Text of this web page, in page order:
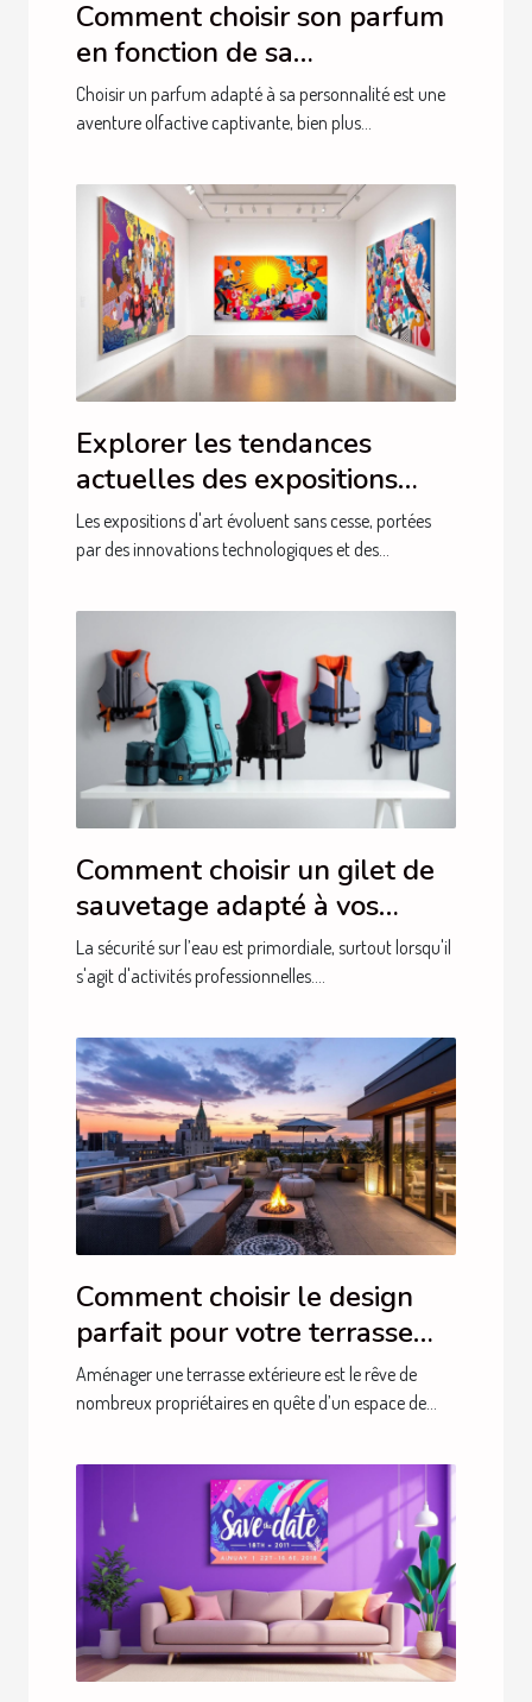
Comment choisir son parfum
en fonction de sa
personnalité?
Choisir un parfum adapté à sa personnalité est une
aventure olfactive captivante, bien plus...
Explorer les tendances
actuelles des expositions
d'art
Les expositions d'art évoluent sans cesse, portées
par des innovations technologiques et des...
Comment choisir un gilet de
sauvetage adapté à vos
besoins professionnels ?
La sécurité sur l’eau est primordiale, surtout lorsqu'il
s'agit d'activités professionnelles....
Comment choisir le design
parfait pour votre terrasse
extérieure ?
Aménager une terrasse extérieure est le rêve de
nombreux propriétaires en quête d’un espace de...